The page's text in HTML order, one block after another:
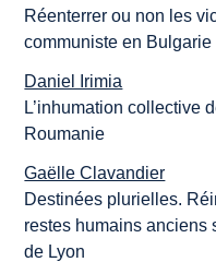
Réenterrer ou non les
communiste en
Daniel Irimia
L’inhumation collective
Roumanie
Gaëlle Clavandier
Destinées plurielles.
restes humains anciens
de Lyon